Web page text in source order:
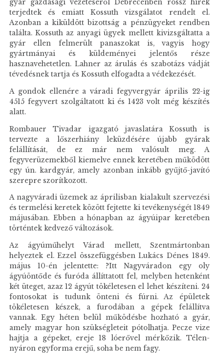
gyár gazdasági vezetéséről Debrecenben rossz hírek
terjedtek és emiatt Kossuth vizsgálatot rendelt el.
Azonban a kiküldött bizottság a pénzügyeket rendben
találta. Kossuth az anyagi ügyek mellett kivizsgáltatta a
gyár ellen felmerült panaszokat is, vagyis hogy
gyártmányai és küldeményei jelentős része
hasznavehetetlen. Lahner az árulás és szabotázs vádját
tévedésnek tartja és Kossuth elfogadta a védekezését.
A gondok ellenére a váradi fegyvergyár április 22-ig
4515 fegyvert szolgáltatott ki és 1423 volt még készítés
alatt.
Rombauer Tivadar igazgató javaslatára Kossuth is
tervezte a lőszerhiány leküzdésére újabb gyárak
felállítását, de ez már nem valósult meg. A
fegyverüzemekből kiemelve ennek keretében működött
egy ún. kardgyár, amely azonban inkább gyűjtő-javító
szerepre szorítkozott.
A nagyváradi üzemek az áprilisban kialakult szervezési
és termelési keretek között fejtette ki tevékenységét 1849
májusában. Ebben a hónapban az ágyúipar keretében
történtek kedvező változások.
Az ágyúműhelyt Várad mellett, Szentmártonban
helyeztek el. Ezzel összefüggésben Lukács Dénes 1849.
május 10-én jelentette: ?Itt Nagyváradon egy oly
ágyúöntőde és furóda állíttatott fel, melyben hetenként
két üteget, azaz 12 ágyút tökéletesen el lehet készíteni. 24
fontosokat is tudunk önteni és fúrni. Az épületek
tökéletesen készek, a furodában a gépek felállítva
vannak. Egy héten belül működésbe hozható a gyár,
amely magyar hon szükségleteit pótolhatja. Pecze vize
hajtja a gépeket, ereje 18 lóerővel mérkőzik. Télen-
nyáron egyforma erejű, soha be nem fagy.